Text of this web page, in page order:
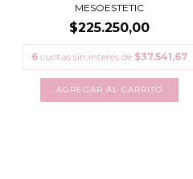
MESOESTETIC
$225.250,00
6 cuotas sin interés de $37.541,67